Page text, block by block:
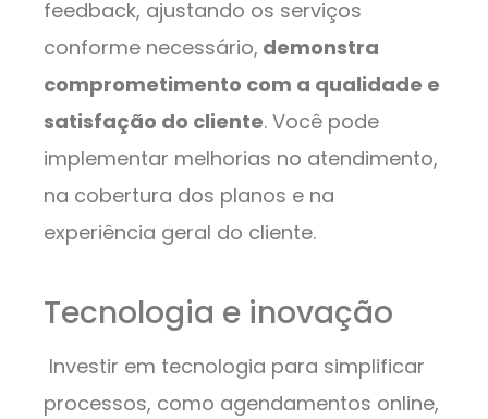
feedback, ajustando os serviços
conforme necessário, demonstra
comprometimento com a qualidade e
satisfação do cliente. Você pode
implementar melhorias no atendimento,
na cobertura dos planos e na
experiência geral do cliente.
Tecnologia e inovação
Investir em tecnologia para simplificar
processos, como agendamentos online,